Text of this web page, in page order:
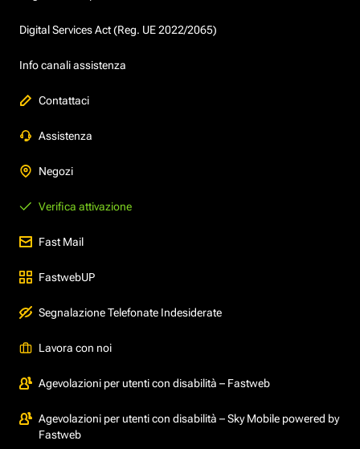
Digital Services Act (Reg. UE 2022/2065)
Info canali assistenza
Contattaci
Assistenza
Negozi
Verifica attivazione
Fast Mail
FastwebUP
Segnalazione Telefonate Indesiderate
Lavora con noi
Agevolazioni per utenti con disabilità – Fastweb
Agevolazioni per utenti con disabilità – Sky Mobile powered by
Fastweb